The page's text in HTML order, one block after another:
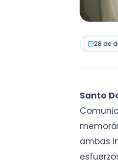
28 de
Santo
ambas